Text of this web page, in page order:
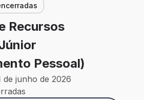
Recursos
Pessoal)
de junho de 2026